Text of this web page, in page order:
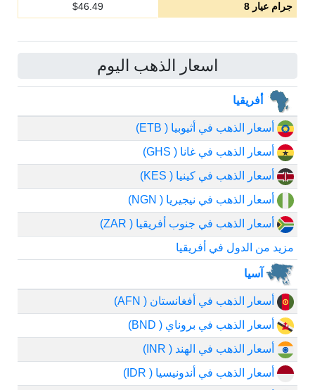
جرام عيار 8
$46.49
اسعار الذهب اليوم
أفريقيا
أسعار الذهب في أثيوبيا ( ETB)
أسعار الذهب في غانا ( GHS)
أسعار الذهب في كينيا ( KES)
أسعار الذهب في نيجيريا ( NGN)
أسعار الذهب في جنوب أفريقيا ( ZAR)
مزيد من الدول في أفريقيا
آسيا
أسعار الذهب في أفغانستان ( AFN)
أسعار الذهب في بروناي ( BND)
أسعار الذهب في الهند ( INR)
أسعار الذهب في أندونيسيا ( IDR)